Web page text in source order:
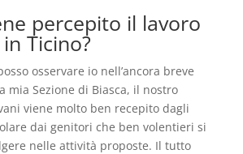
percepito il lavoro
Ticino?
osservare io nell’ancora breve
mia Sezione di Biasca, il nostro
viene molto ben recepito dagli
dai genitori che ben volentieri si
nelle attività proposte. Il tutto